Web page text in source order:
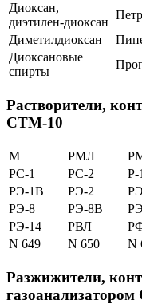
Диоксан,
диэтилен-диоксан
Диметилдиоксан
Диоксановые
спирты
Растворители,
СТМ-10
М РМЛ
РС-1
РС-2 Р-
РЭ-1В
РЭ-2
РЭ-8
РЭ-8В
РЭ-14
РВЛ
N 649
N 650 N
Разжижители,